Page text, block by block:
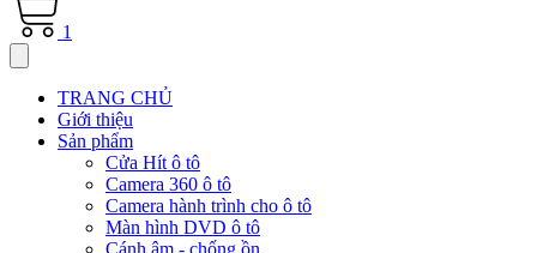
1
TRANG CHỦ
Giới thiệu
Sản phẩm
Cửa Hít ô tô
Camera 360 ô tô
Camera hành trình cho ô tô
Màn hình DVD ô tô